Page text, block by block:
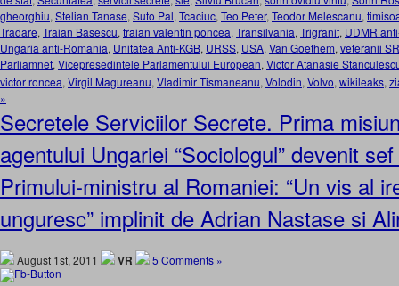
gheorghiu, Stelian Tanase, Suto Pal, Tcaciuc, Teo Peter, Teodor Melescanu,
Tradare, Traian Basescu, traian valentin poncea, Transilvania, Trigranit, UDMR
Ungaria anti-Romania, Unitatea Anti-KGB, URSS, USA, Van Goethem, veteranii
Parliamnet, Vicepresedintele Parlamentului European, Victor Atanasie
victor roncea, Virgil Magureanu, Vladimir Tismaneanu, Volodin, Volvo, wikileaks,
»
Secretele Serviciilor Secrete. Prima
agentului Ungariei “Sociologul” devenit
Primului-ministru al Romaniei: “Un vis al
unguresc” implinit de Adrian Nastase si
August 1st, 2011 VR 5 Comments »